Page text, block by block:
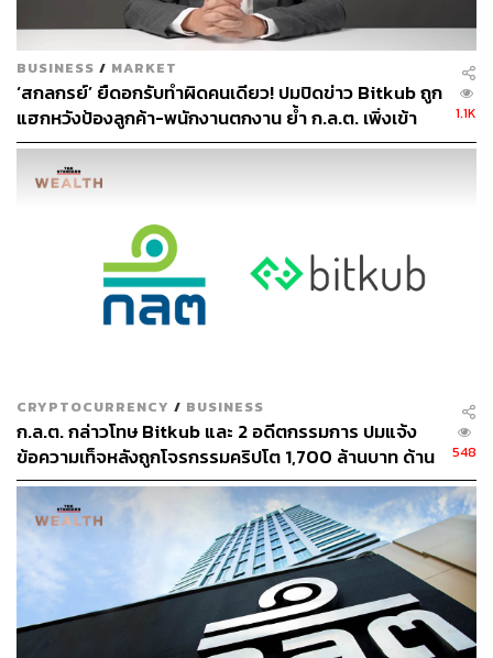
BUSINESS / MARKET
‘สกลกรย์’ ยืดอกรับทำผิดคนเดียว! ปมปิดข่าว Bitkub ถูก
แฮกหวังป้องลูกค้า-พนักงานตกงาน ย้ำ ก.ล.ต. เพิ่งเข้า
ตรวจ เมื่อปี 68
1.1K
CRYPTOCURRENCY / BUSINESS
ก.ล.ต. กล่าวโทษ Bitkub และ 2 อดีตกรรมการ ปมแจ้ง
ข้อความเท็จหลังถูกโจรกรรมคริปโต 1,700 ล้านบาท ด้าน
บริษัทแจงตัดสินใจปิดข่าวเพื่อสกัดการแห่ถอนสินทรัพย์
548